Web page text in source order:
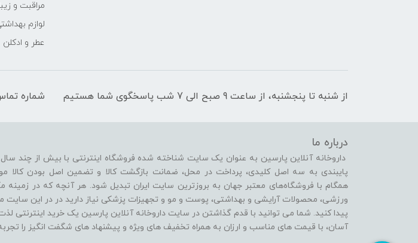
مراقبت و
لوازم
عطر و ادکلن
از شنبه تا پنجشنبه، از ساعت 9 صبح الی 7 شب پاسخگوی شما هستیم شماره
درباره ما
داروخانه آنلاین پارسین به عنوان یک سایت شناخته شده فروشگاه اینترنتی با بیش از چند سال
پایبندی به سه اصل کلیدی، پرداخت در محل، ضمانت بازگشت کالا و تضمین اصل بودن کالا
همگام با فروشگاه‌های معتبر جهان به بروزترین سایت ایران تبدیل شود. هر آنچه که در زمینه
ورزشی، محصولات آرایشی و بهداشتی، پوست و مو و تجهیزات پزشکی نیاز دارید در در این سایت
پیدا کنید. شما می توانید با قدم گذاشتن در سایت داروخانه آنلاین پارسین یک خرید اینترنتی
آسان، با قیمت های مناسب و ارزان به همراه تخفیف های ویژه و پیشنهاد های شگفت انگیز را